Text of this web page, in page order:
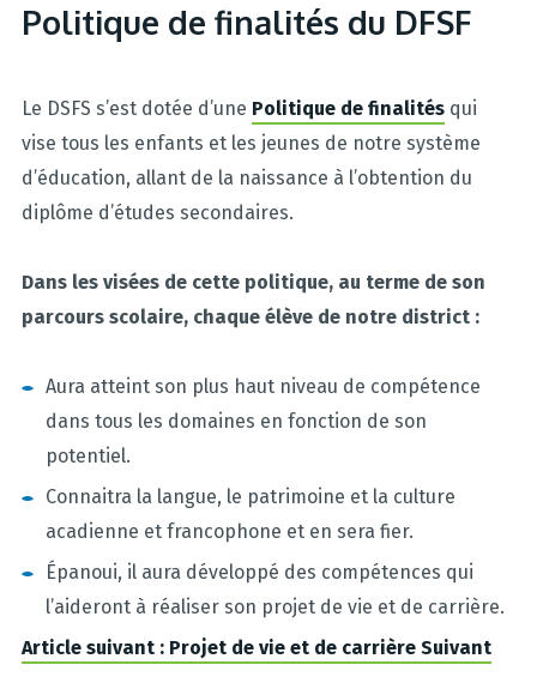
Politique de finalités du DFSF
Le DSFS s’est dotée d’une Politique de finalitésqui
vise tous les enfants et les jeunes de notre système
d’éducation, allant de la naissance à l’obtention du
diplôme d’études secondaires.
Dans les visées de cette politique, au terme de son
parcours scolaire, chaque élève de notre district :
Aura atteint son plus haut niveau de compétence
dans tous les domaines en fonction de son
potentiel.
Connaitra la langue, le patrimoine et la culture
acadienne et francophone et en sera fier.
Épanoui, il aura développé des compétences qui
l’aideront à réaliser son projet de vie et de carrière.
Article suivant : Projet de vie et de carrière Suivant